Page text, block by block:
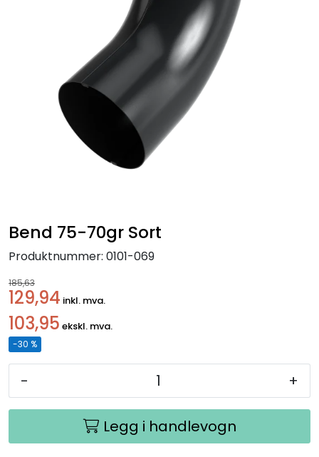
Bend 75-70gr Sort
Produktnummer: 0101-069
185,63
129,94 inkl. mva.
103,95 ekskl. mva.
-30 %
- +
Legg i handlevogn
Kunngjøringer!